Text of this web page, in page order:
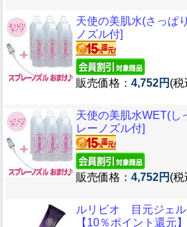
天使の美肌水(さっぱ
ノズル付]
販売価格： 4,752円 (税
天使の美肌水WET(し
レーノズル付]
販売価格： 4,752円 (税
ルリビオ 目元ジェ
【10％ポイント還元】